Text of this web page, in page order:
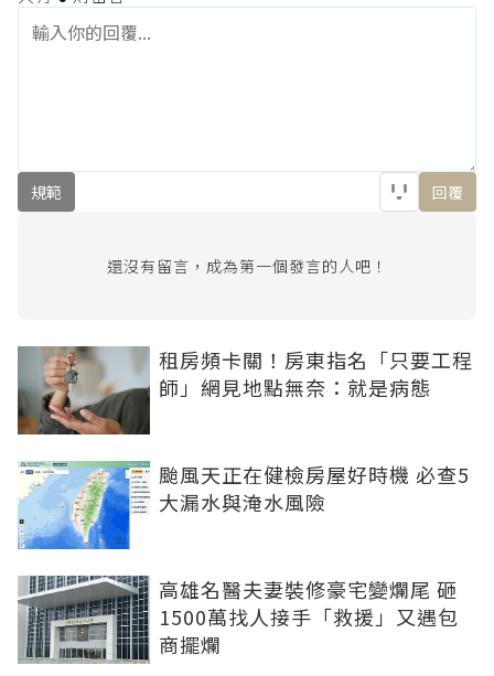
規範 回覆
還沒有留言，成為第一個發言的人吧！
租房頻卡關！房東指名「只要工程
師」網見地點無奈：就是病態
颱風天正在健檢房屋好時機 必查5
大漏水與淹水風險
高雄名醫夫妻裝修豪宅變爛尾 砸
1500萬找人接手「救援」又遇包
商擺爛